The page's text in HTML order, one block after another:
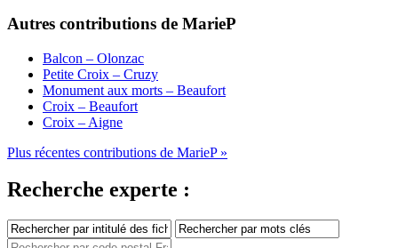
Autres contributions de MarieP
Balcon – Olonzac
Petite Croix – Cruzy
Monument aux morts – Beaufort
Croix – Beaufort
Croix – Aigne
Plus récentes contributions de MarieP »
Recherche experte :